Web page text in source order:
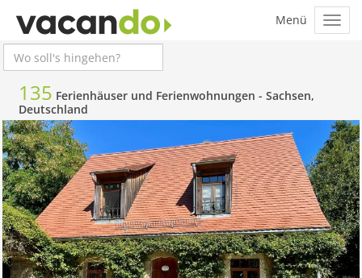
135 Ferienhäuser und Ferienwohnungen - Sachsen,
Deutschland